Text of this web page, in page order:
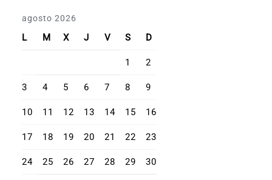
agosto 2026
L M X J V S D
1 2
3 4 5 6 7 8 9
10 11 12 13 14 15 16
17 18 19 20 21 22 23
24 25 26 27 28 29 30